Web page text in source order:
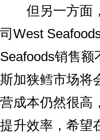
但另一方面，
司West
Seafoods销售
斯加狭鳕市场将
营成本仍然很高
提升效率，希望